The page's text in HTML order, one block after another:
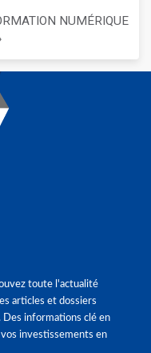
NUMÉRIQUE
toute l'actualité
articles et dossiers
Des informations clé en
investissements en